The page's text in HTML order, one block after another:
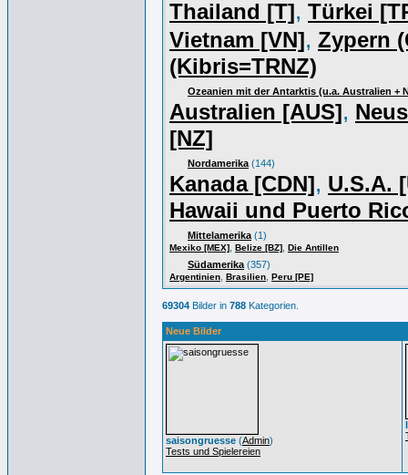
Thailand [T], Türkei
Vietnam [VN], Zypern
(Kibris=TRNZ)
Ozeanien mit der Antarktis (u.a. Australien +
Australien [AUS],
[NZ]
Nordamerika (144)
Kanada [CDN], U.S.A.
Hawaii und Puerto
Mittelamerika (1)
Mexiko [MEX] Belize [BZ] Die Antillen
Südamerika (357)
Argentinien Brasilien Peru [PE]
69304 Bilder in 788 Kategorien.
Neue Bilder
saisongruesse (Admin)
Tests und Spielereien